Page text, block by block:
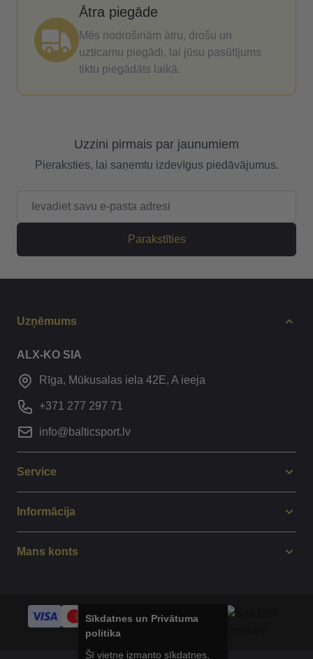
Ātra piegāde
Mēs nodrošinām ātru, drošu un
uzticamu piegādi, lai jūsu pasūtījums
tiktu piegādāts laikā.
Uzzini pirmais par jaunumiem
Pieraksties, lai saņemtu izdevīgus piedāvājumus.
Parakstīties
Uzņēmums
ALX-KO SIA
Rīga, Mūkusalas iela 42E, A ieeja
+371 277 297 71
info@balticsport.lv
Service
Informācija
Mans konts
Sīkdatnes un Privātuma
politika
Šī vietne izmanto sīkdatnes,